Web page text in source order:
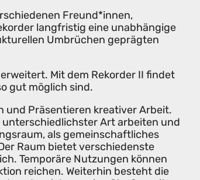
Freund*innen,
langfristig eine unabhängige
Umbrüchen geprägten
Mit dem Rekorder II findet
gut möglich sind.
und Präsentieren kreativer Arbeit.
Art arbeiten und
als gemeinschaftliches
Raum bietet verschiedenste
Temporäre Nutzungen können
reichen. Weiterhin besteht die